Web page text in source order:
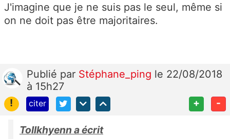
J'imagine que je ne suis pas le seul, même si
on ne doit pas être majoritaires.
Publié par Stéphane_ping le 22/08/2018
à 15h27
!
citer + -
Tollkhyenn a écrit